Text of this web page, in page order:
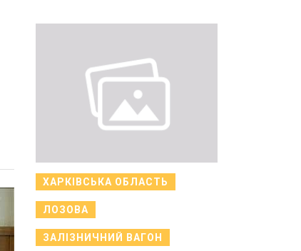
ХАРКІВСЬКА ОБЛАСТЬ
ЛОЗОВА
ЗАЛІЗНИЧНИЙ ВАГОН